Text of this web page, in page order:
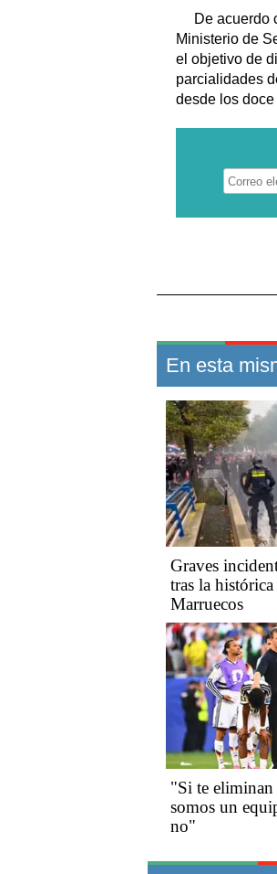
De acuerdo
Ministerio de
el objetivo de
parcialidades
desde los
En esta
Graves
tras la
Marruecos
"Si te eliminan
somos un
no"